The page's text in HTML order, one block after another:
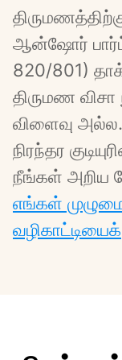
ஆன்ஷோர்
820/801)
திருமண விசா
விளைவு அல்ல.
நிரந்தர
எங்கள்
வழிகாட்டியைக்